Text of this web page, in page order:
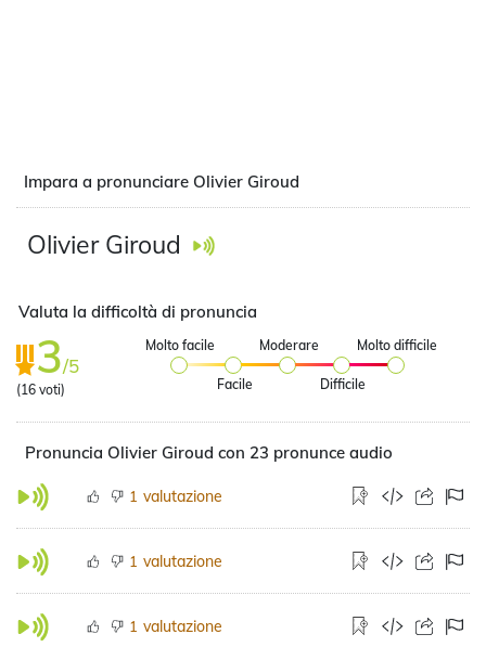
Impara a pronunciare Olivier Giroud
Olivier Giroud
Valuta la difficoltà di pronuncia
3/5
(16 voti)
Molto facile
Facile
Moderare
Difficile
Molto difficile
Pronuncia Olivier Giroud con 23 pronunce audio
1 valutazione
1 valutazione
1 valutazione